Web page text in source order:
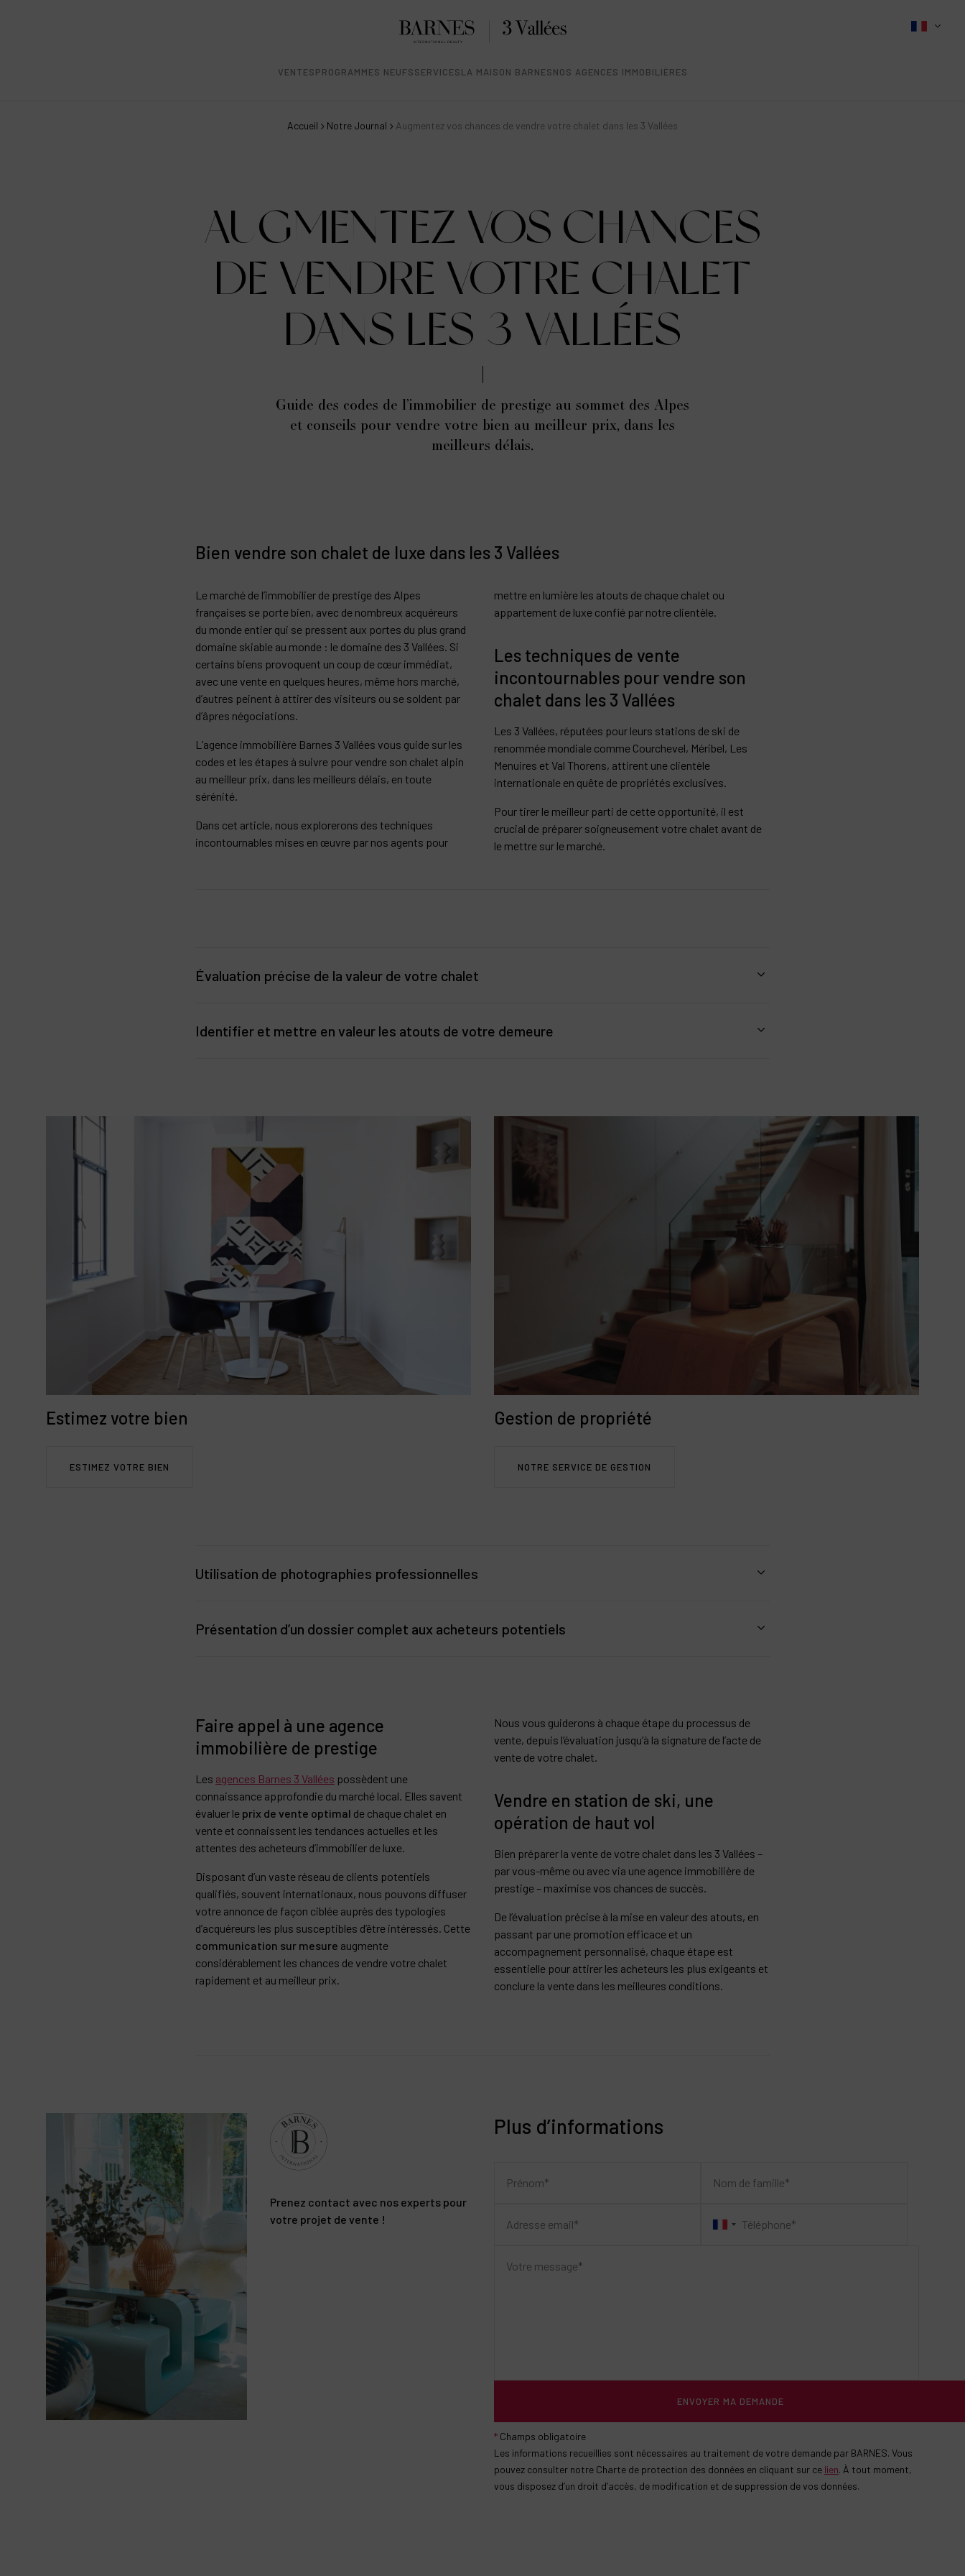
VENTESPROGRAMMES NEUFSSERVICESLA MAISON BARNESNOS AGENCES IMMOBILIÈRES
Accueil Notre Journal Augmentez vos chances de vendre votre chalet dans les 3 Vallées
AUGMENTEZ VOS CHANCES
DE VENDRE VOTRE CHALET
DANS LES 3 VALLÉES
Guide des codes de l’immobilier de prestige au sommet des Alpes
et conseils pour vendre votre bien au meilleur prix, dans les
meilleurs délais.
Bien vendre son chalet de luxe dans les 3 Vallées
Le marché de l’immobilier de prestige des Alpes
françaises se porte bien, avec de nombreux acquéreurs
du monde entier qui se pressent aux portes du plus grand
domaine skiable au monde : le domaine des 3 Vallées. Si
certains biens provoquent un coup de cœur immédiat,
avec une vente en quelques heures, même hors marché,
d’autres peinent à attirer des visiteurs ou se soldent par
d’âpres négociations.
L’agence immobilière Barnes 3 Vallées vous guide sur les
codes et les étapes à suivre pour vendre son chalet alpin
au meilleur prix, dans les meilleurs délais, en toute
sérénité.
Dans cet article, nous explorerons des techniques
incontournables mises en œuvre par nos agents pour
mettre en lumière les atouts de chaque chalet ou
appartement de luxe confié par notre clientèle.
Les techniques de vente
incontournables pour vendre son
chalet dans les 3 Vallées
Les 3 Vallées, réputées pour leurs stations de ski de
renommée mondiale comme Courchevel, Méribel, Les
Menuires et Val Thorens, attirent une clientèle
internationale en quête de propriétés exclusives.
Pour tirer le meilleur parti de cette opportunité, il est
crucial de préparer soigneusement votre chalet avant de
le mettre sur le marché.
Évaluation précise de la valeur de votre chalet
Identifier et mettre en valeur les atouts de votre demeure
l’annonce immobilière ou la communication d’unevente confidentielle hors marché
Emplacement du chalet : Proximité des pistes, chambres avec vue sur les montagnes, chalet en cœur de village,
petite copropriété, quartier Méribel-Mottaret, Courchevel 1850… Le cadre dans lequel a été bâtie votre demeure
influence particulièrement son attractivité. Votre publication de chalet à vendre sera valorisée par les nombreuses
informations apportées sur son emplacement, comme le nom du quartier, le type de voisinage ou la proximité avec
les lieux de vie de la station.
Charme et Authenticité : Architecture alpine, matériaux nobles. Votre annonce de chalet à vendre doit mettre l’accent
sur l’ambiance du lieu, son caractère : studio cosy, duplex à l’architecture moderne, chalet familial, volumes spacieux,
lieu fonctionnel…
Équipements : Spa, piscine intérieure, salle de sport, etc. Chaque chalet est agencé de manière à créer un cadre pour
un certain art de vivre.
Potentiel locatif : De nombreux acquéreurs souhaitent à la fois jouir du lieu pour leur plaisir et rentabiliser leur achat
dans la pierre, notamment par la mise en location saisonnière. Des termes comme « placement idéal pour un pied-à-
terre » « investissement locatif », « fiscalité avantageuse grâce au remboursement de TVA à 20% dans le cadre d’une
mise en location avec services para hôteliers » sont incontournables pour souligner le potentiel locatif de votre
chalet à vendre.
Estimez votre bien
ESTIMEZ VOTRE BIEN
Gestion de propriété
NOTRE SERVICE DE GESTION
Utilisation de photographies professionnelles
les prochains propriétaires de votre chalet.
Présentation d’un dossier complet aux acheteurs potentiels
Un descriptif détaillé des équipements et des rénovations éventuelles.
Avec une mise en page soignée et un index facile à consulter, l’expérience d’achat des acquéreurs sera sereine et
agréable. Chaque information sera à sa place, afin de faciliter la lecture des acheteurs, de leur architecte d’intérieur et de
leur conseiller en patrimoine.
Faire appel à une agence
immobilière de prestige
Les agences Barnes 3 Vallées possèdent une
connaissance approfondie du marché local. Elles savent
évaluer le prix de vente optimal de chaque chalet en
vente et connaissent les tendances actuelles et les
attentes des acheteurs d’immobilier de luxe.
Disposant d’un vaste réseau de clients potentiels
qualifiés, souvent internationaux, nous pouvons diffuser
votre annonce de façon ciblée auprès des typologies
d’acquéreurs les plus susceptibles d’être intéressés. Cette
communication sur mesure augmente
considérablement les chances de vendre votre chalet
rapidement et au meilleur prix.
Nous vous guiderons à chaque étape du processus de
vente, depuis l’évaluation jusqu’à la signature de l’acte de
vente de votre chalet.
Vendre en station de ski, une
opération de haut vol
Bien préparer la vente de votre chalet dans les 3 Vallées –
par vous-même ou avec via une agence immobilière de
prestige – maximise vos chances de succès.
De l’évaluation précise à la mise en valeur des atouts, en
passant par une promotion efficace et un
accompagnement personnalisé, chaque étape est
essentielle pour attirer les acheteurs les plus exigeants et
conclure la vente dans les meilleures conditions.
Prenez contact avec nos experts pour
votre projet de vente !
Plus d’informations
ENVOYER MA DEMANDE
* Champs obligatoire
Les informations recueillies sont nécessaires au traitement de votre demande par BARNES. Vous
pouvez consulter notre Charte de protection des données en cliquant sur ce lien. À tout moment,
vous disposez d’un droit d’accès, de modification et de suppression de vos données.